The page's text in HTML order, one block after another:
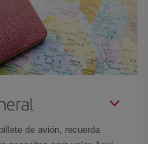
de avión, recuerda